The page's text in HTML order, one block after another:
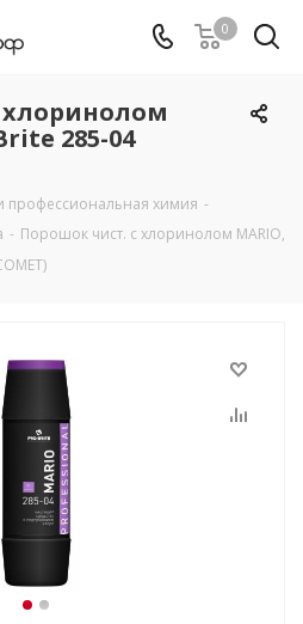
0
285-04
профессиональная химия -
- Порошок чист. с хлоринолом MARIO,